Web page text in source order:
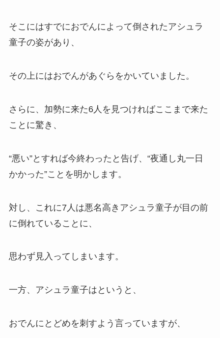
そこにはすでにおでんによって倒されたアシュラ
童子の姿があり、
その上にはおでんがあぐらをかいていました。
さらに、加勢に来た6人を見つければここまで来た
ことに驚き、
“悪い”とすれば今終わったと告げ、“夜通し丸一日
かかった”ことを明かします。
対し、これに7人は悪名高きアシュラ童子が目の前
に倒れていることに、
思わず見入ってしまいます。
一方、アシュラ童子はというと、
おでんにとどめを刺すよう言っていますが、